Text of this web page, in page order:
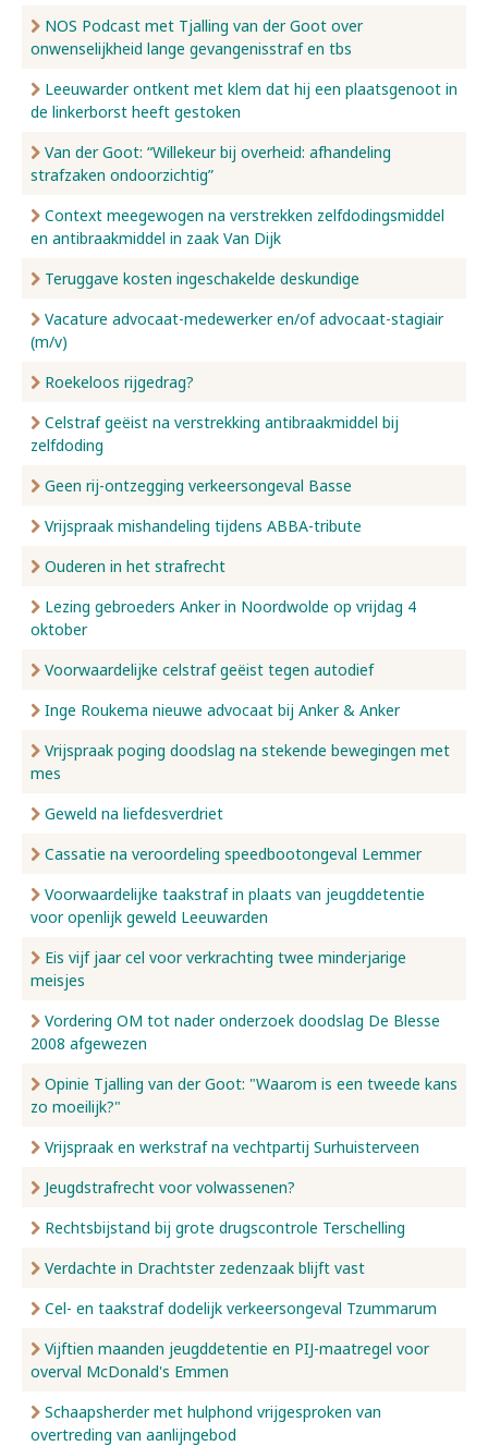
NOS Podcast met Tjalling van der Goot over
onwenselijkheid lange gevangenisstraf en tbs
Leeuwarder ontkent met klem dat hij een plaatsgenoot in
de linkerborst heeft gestoken
Van der Goot: “Willekeur bij overheid: afhandeling
strafzaken ondoorzichtig”
Context meegewogen na verstrekken zelfdodingsmiddel
en antibraakmiddel in zaak Van Dijk
Teruggave kosten ingeschakelde deskundige
Vacature advocaat-medewerker en/of advocaat-stagiair
(m/v)
Roekeloos rijgedrag?
Celstraf geëist na verstrekking antibraakmiddel bij
zelfdoding
Geen rij-ontzegging verkeersongeval Basse
Vrijspraak mishandeling tijdens ABBA-tribute
Ouderen in het strafrecht
Lezing gebroeders Anker in Noordwolde op vrijdag 4
oktober
Voorwaardelijke celstraf geëist tegen autodief
Inge Roukema nieuwe advocaat bij Anker & Anker
Vrijspraak poging doodslag na stekende bewegingen met
mes
Geweld na liefdesverdriet
Cassatie na veroordeling speedbootongeval Lemmer
Voorwaardelijke taakstraf in plaats van jeugddetentie
voor openlijk geweld Leeuwarden
Eis vijf jaar cel voor verkrachting twee minderjarige
meisjes
Vordering OM tot nader onderzoek doodslag De Blesse
2008 afgewezen
Opinie Tjalling van der Goot: "Waarom is een tweede kans
zo moeilijk?"
Vrijspraak en werkstraf na vechtpartij Surhuisterveen
Jeugdstrafrecht voor volwassenen?
Rechtsbijstand bij grote drugscontrole Terschelling
Verdachte in Drachtster zedenzaak blijft vast
Cel- en taakstraf dodelijk verkeersongeval Tzummarum
Vijftien maanden jeugddetentie en PIJ-maatregel voor
overval McDonald's Emmen
Schaapsherder met hulphond vrijgesproken van
overtreding van aanlijngebod